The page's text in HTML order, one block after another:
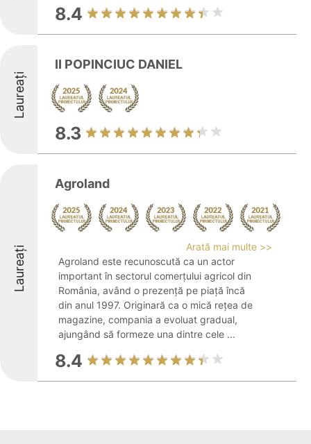
8.4
Laureați
II POPINCIUC DANIEL
8.3
Laureați
Agroland
Arată mai multe >>
Agroland este recunoscută ca un actor
important în sectorul comerțului agricol din
România, având o prezență pe piață încă
din anul 1997. Originară ca o mică rețea de
magazine, compania a evoluat gradual,
ajungând să formeze una dintre cele ...
8.4